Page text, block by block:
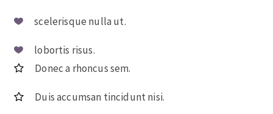
scelerisque nulla ut.
lobortis risus.
Donec a rhoncus sem.
Duis accumsan tincidunt nisi.